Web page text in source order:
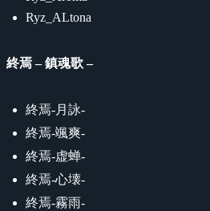
Ryz_ALtona
終焉 – 鎮魂歌 –
終焉-月詠-
終焉-颯爽-
終焉-虚蝉-
終焉-心壊-
終焉-霧雨-